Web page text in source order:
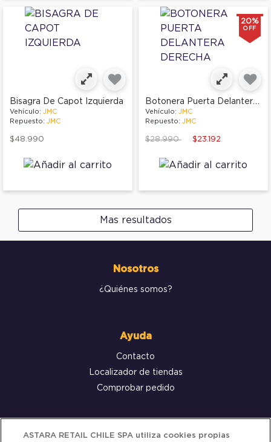
Bisagra De Capot Izquierda
Vehículo: JMC
Repuesto: JMC
$48.990
20%
OFF
Botonera Puerta Delantera Derecha
Vehículo: JMC
Repuesto: JMC
Price reduced from
$28.990to $23.192
Mas resultados
Nosotros
¿Quiénes somos?
Ayuda
Contacto
Localizador de tiendas
Comprobar pedido
Servicio al cliente
ASTARA RETAIL CHILE SPA utiliza cookies propias